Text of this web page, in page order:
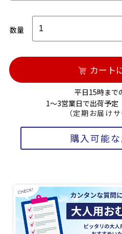
数量
カート
平日15時まで
1～3営業日で出荷予定
（定期お届け
購入可能